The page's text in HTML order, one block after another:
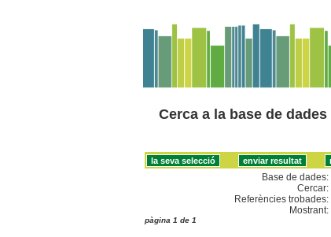
Cerca a la base de dades
Base de dades:
Cercar:
Referències trobades:
Mostrant:
pàgina 1 de 1